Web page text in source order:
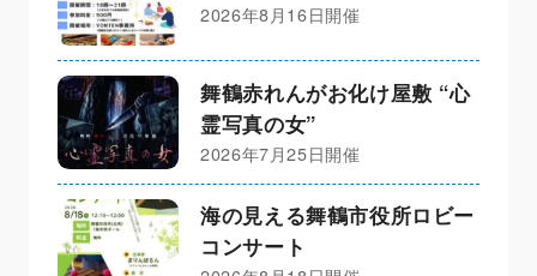
2026年8月16日開催
舞鶴赤れんがお化け屋敷 “心
霊写真の女”
2026年7月25日開催
海の見える舞鶴市役所ロビー
コンサート